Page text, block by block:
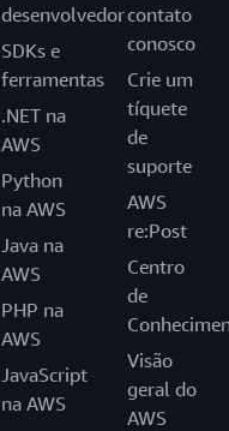
desenvolvedor
SDKs e
ferramentas
.NET na
AWS
Python
na AWS
Java na
AWS
PHP na
AWS
JavaScript
na AWS
contato
conosco
Crie um
tíquete
de
suporte
AWS
re:Post
Centro
de
Visão
geral do
AWS